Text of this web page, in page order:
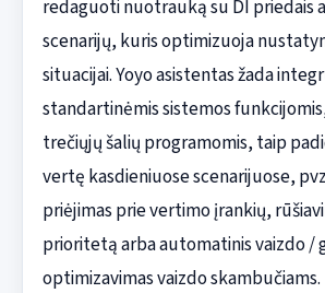
redaguoti nuotrauką su DI priedais
scenarijų, kuris optimizuoja
situacijai. Yoyo asistentas žada
standartinėmis sistemos
trečiųjų šalių programomis, taip
vertę kasdieniuose scenarijuose,
priėjimas prie vertimo įrankių,
prioritetą arba automatinis vaizdo /
optimizavimas vaizdo skambučiams.